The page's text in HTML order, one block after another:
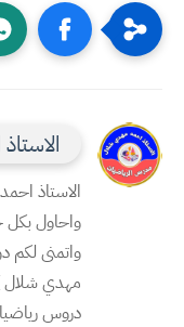
الاستاذ
واحاول
واتمنى لكم
مهدي شلال )
دروس